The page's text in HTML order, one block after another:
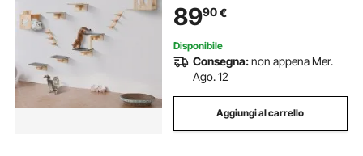
Dormire, Arrampicarsi
8990€
Disponibile
Consegna:non appena Mer.
Ago. 12
Aggiungi al carrello